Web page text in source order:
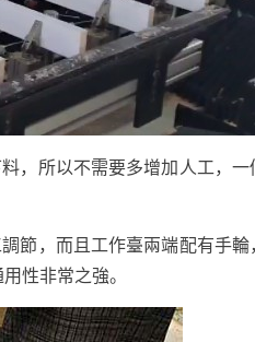
，所以不需要多增加人工，
節，而且工作臺兩端配有手
性非常之強。